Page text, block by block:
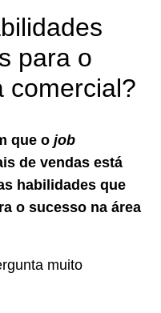
para o
comercial?
que o job
de vendas está
habilidades que
o sucesso na área
muito